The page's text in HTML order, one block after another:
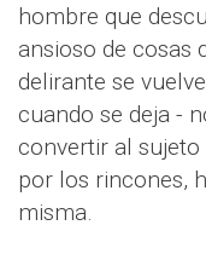
hombre que
ansioso de cosas
delirante se
cuando se deja -
convertir al
por los rincones,
misma.